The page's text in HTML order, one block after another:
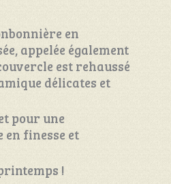
en
appelée également
est rehaussé
délicates et
pour une
en finesse et
!